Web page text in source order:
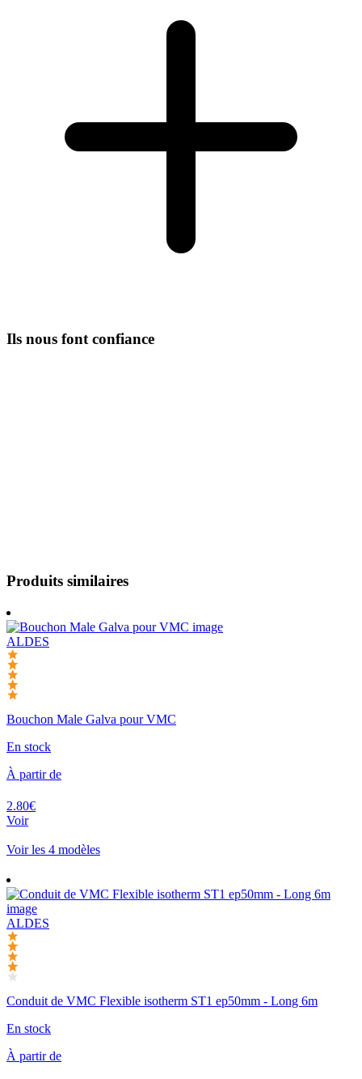
Ils nous font confiance
Produits similaires
ALDES
Bouchon Male Galva pour VMC
En stock
À partir de
2.80€
Voir
Voir les 4 modèles
ALDES
Conduit de VMC Flexible isotherm ST1 ep50mm - Long 6m
En stock
À partir de